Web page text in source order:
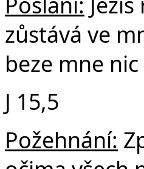
zůstává ve
beze mne
J 15,5
Požehnání: